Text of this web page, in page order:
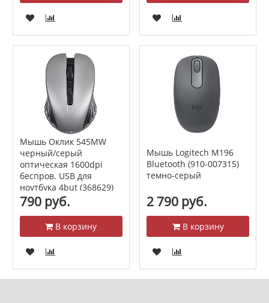
Мышь Оклик 545MW
черный/серый
оптическая 1600dpi
беспров. USB для
ноутбука 4but (368629)
790 руб.
В корзину
Мышь Logitech M196
Bluetooth (910-007315)
темно-серый
2 790 руб.
В корзину